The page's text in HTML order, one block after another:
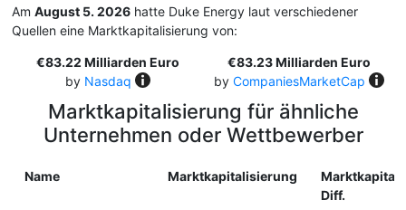
Am August 5. 2026 hatte Duke Energy laut verschiedener
Quellen eine Marktkapitalisierung von:
€83.22 Milliarden Euro
by Nasdaq
€83.23 Milliarden Euro
by CompaniesMarketCap
Marktkapitalisierung für ähnliche
Unternehmen oder Wettbewerber
Name Marktkapitalisierung
Diff.